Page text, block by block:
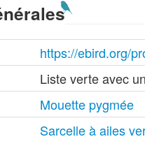
https://ebird.org/
Liste verte avec
Mouette pygmée
Sarcelle à ailes